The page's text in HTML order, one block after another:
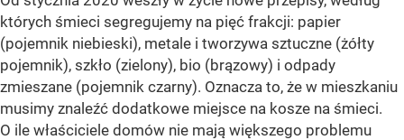
których śmieci segregujemy na pięć frakcji: papier
(pojemnik niebieski), metale i tworzywa sztuczne (żółty
pojemnik), szkło (zielony), bio (brązowy) i odpady
zmieszane (pojemnik czarny). Oznacza to, że w mieszkaniu
musimy znaleźć dodatkowe miejsce na kosze na śmieci.
O ile właściciele domów nie mają większego problemu